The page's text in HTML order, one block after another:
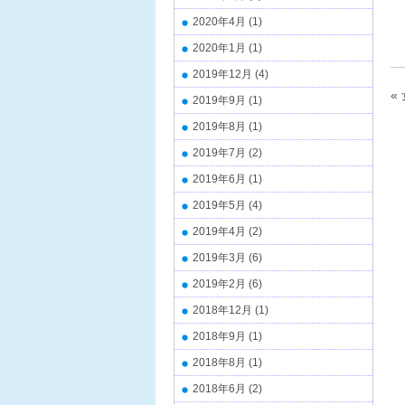
«
2020年4月 (1)
2020年1月 (1)
2019年12月 (4)
2019年9月 (1)
2019年8月 (1)
2019年7月 (2)
2019年6月 (1)
2019年5月 (4)
2019年4月 (2)
2019年3月 (6)
2019年2月 (6)
2018年12月 (1)
2018年9月 (1)
2018年8月 (1)
2018年6月 (2)